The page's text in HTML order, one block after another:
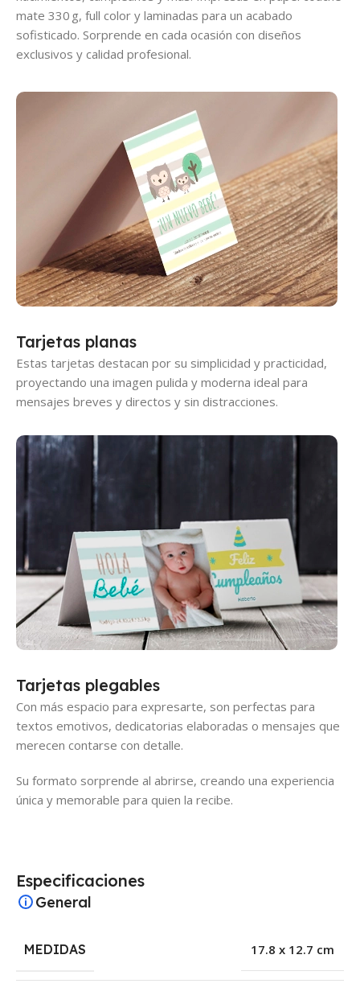
mate 330 g, full color y laminadas para un acabado
sofisticado. Sorprende en cada ocasión con diseños
exclusivos y calidad profesional.
Tarjetas planas
Estas tarjetas destacan por su simplicidad y practicidad,
proyectando una imagen pulida y moderna ideal para
mensajes breves y directos y sin distracciones.
Tarjetas plegables
Con más espacio para expresarte, son perfectas para
textos emotivos, dedicatorias elaboradas o mensajes que
merecen contarse con detalle.
Su formato sorprende al abrirse, creando una experiencia
única y memorable para quien la recibe.
Especificaciones
General
MEDIDAS 17.8 x 12.7 cm